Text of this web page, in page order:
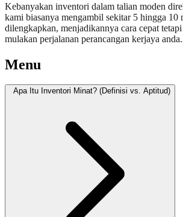
Kebanyakan inventori dalam talian moden
kami biasanya mengambil sekitar 5 hingga 10
dilengkapkan, menjadikannya cara cepat
mulakan perjalanan perancangan kerjaya anda.
Menu
Apa Itu Inventori Minat? (Definisi vs. Aptitud)